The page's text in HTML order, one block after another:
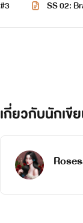
#3 SS 02:
เกี่ยวกับนักเขี